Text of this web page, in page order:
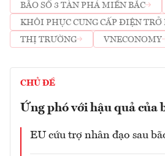
BÃO SỐ 3 TÀN PHÁ MIỀN BẮC
KHÔI PHỤC CUNG CẤP ĐIỆN
HÀNG
THỊ TRƯỜNG VNECONOMY
CHỦ ĐỀ
Ứng phó với hậu quả của
EU cứu trợ nhân đạo sau